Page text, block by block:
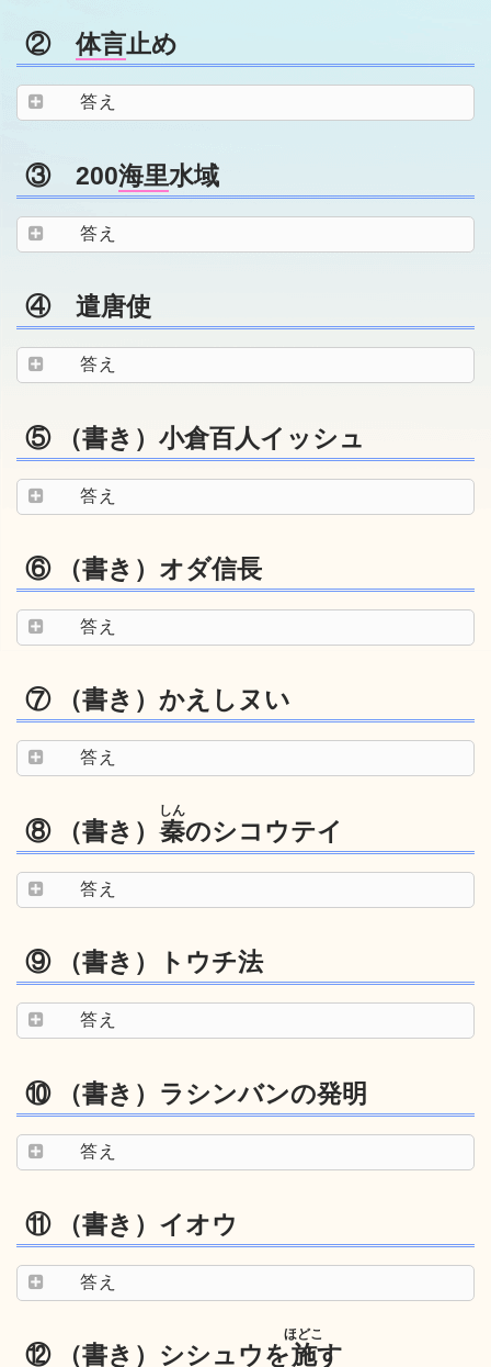
② 体言止め
答え
③ 200海里水域
答え
④ 遣唐使
答え
⑤ （書き）小倉百人イッシュ
答え
⑥ （書き）オダ信長
答え
⑦ （書き）かえしヌい
答え
⑧ （書き） 秦
しん
のシコウテイ
答え
⑨ （書き）トウチ法
答え
⑩ （書き）ラシンバンの発明
答え
⑪ （書き）イオウ
答え
⑫ （書き）シシュウを施
ほどこ
す